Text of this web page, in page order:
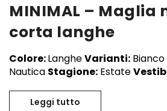
MINIMAL – Maglia
corta langhe
Colore:LangheVarianti:
Nautica Stagione: Estate
Leggi tutto